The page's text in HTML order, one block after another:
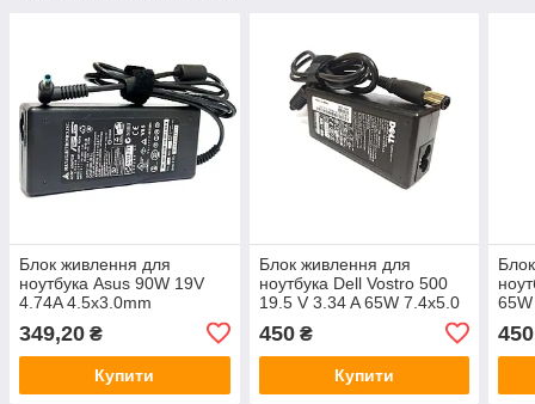
Блок живлення для
ноутбука Asus 90W 19V
4.74A 4.5x3.0mm
349,20 ₴
Купити
Блок живлення для
ноутбука Dell Vostro 500
19.5 V 3.34 A 65W 7.4x5.0
450₴
Купити
450